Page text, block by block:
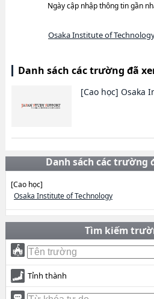
Ngày cập nhập thông tin gần
Osaka Institute of
Danh sách các trường đã
[Cao học] Osaka
Danh sách các trường
[Cao học]
Osaka Institute of Technology
Tìm kiếm
Tỉnh thành